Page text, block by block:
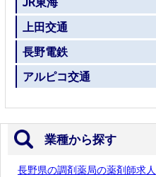
上田交通
長野電鉄
アルピコ交通
業種から探す
長野県の調剤薬局の薬剤師求人